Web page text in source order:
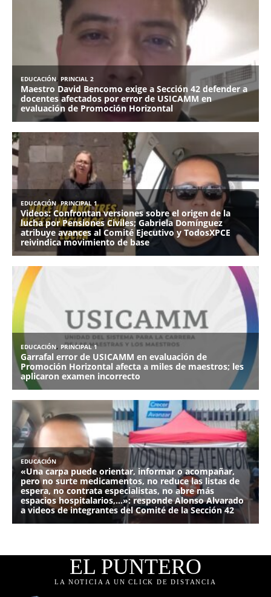
EL PUNTERO
LA NOTICIA A UN CLICK DE DISTANCIA